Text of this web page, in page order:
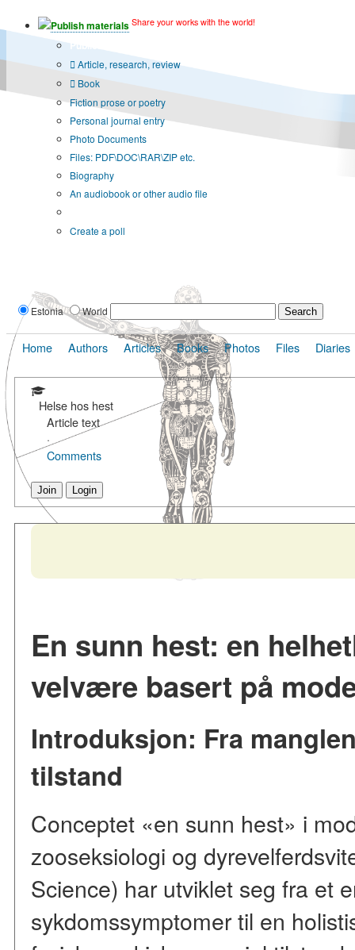
Publish materials Share your works with the world!
Publication type?
Article, research, review
Book
Fiction prose or poetry
Personal journal entry
Photo Documents
Files: PDF\DOC\RAR\ZIP etc.
Biography
An audiobook or other audio file
Create a poll
Estonia World
Home Authors Articles Books Photos Files Diaries
Helse hos hest
Article text
·
Comments
Join Login
En sunn hest: en
velvære basert på
Introduksjon: Fra
tilstand
Conceptet «en sunn hest» i
zooseksiologi og
Science) har utviklet seg fra et
sykdomssymptomer til en